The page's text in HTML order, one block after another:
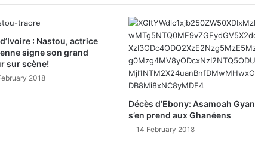
: Nastou, actrice
signe son grand
sur scène!
2018
Décès d’Ebony: Asamoah Gyan
s’en prend aux Ghanéens
14 February 2018